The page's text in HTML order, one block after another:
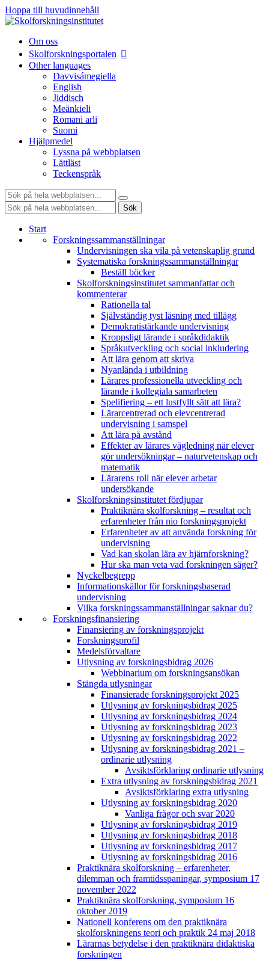
Hoppa till huvudinnehåll
Om oss
Skolforskningsportalen
Other languages
Davvisámegiella
English
Jiddisch
Meänkieli
Romani arli
Suomi
Hjälpmedel
Lyssna på webbplatsen
Lättläst
Teckenspråk
Sök:
Sök:
Sök
Start
Forskningssammanställningar
Undervisningen ska vila på vetenskaplig grund
Systematiska forskningssammanställningar
Beställ böcker
Skolforskningsinstitutet sammanfattar och
kommenterar
Rationella tal
Självständig tyst läsning med tillägg
Demokratistärkande undervisning
Kroppsligt lärande i språkdidaktik
Språkutveckling och social inkludering
Att lära genom att skriva
Nyanlända i utbildning
Lärares professionella utveckling och
lärande i kollegiala samarbeten
Spelifiering – ett lustfyllt sätt att lära?
Lärarcentrerad och elevcentrerad
undervisning i samspel
Att lära på avstånd
Effekter av lärares vägledning när elever
gör undersökningar – naturvetenskap och
matematik
Lärarens roll när elever arbetar
undersökande
Skolforskningsinstitutet fördjupar
Praktiknära skolforskning – resultat och
erfarenheter från nio forskningsprojekt
Erfarenheter av att använda forskning för
undervisning
Vad kan skolan lära av hjärnforskning?
Hur ska man veta vad forskningen säger?
Nyckelbegrepp
Informationskällor för forskningsbaserad
undervisning
Vilka forskningssammanställningar saknar du?
Forskningsfinansiering
Finansiering av forskningsprojekt
Forskningsprofil
Medelsförvaltare
Utlysning av forskningsbidrag 2026
Webbinarium om forskningsansökan
Stängda utlysningar
Finansierade forskningsprojekt 2025
Utlysning av forskningsbidrag 2025
Utlysning av forskningsbidrag 2024
Utlysning av forskningsbidrag 2023
Utlysning av forskningsbidrag 2022
Utlysning av forskningsbidrag 2021 –
ordinarie utlysning
Avsiktsförklaring ordinarie utlysning
Extra utlysning av forskningsbidrag 2021
Avsiktsförklaring extra utlysning
Utlysning av forskningsbidrag 2020
Vanliga frågor och svar 2020
Utlysning av forskningsbidrag 2019
Utlysning av forskningsbidrag 2018
Utlysning av forskningsbidrag 2017
Utlysning av forskningsbidrag 2016
Praktiknära skolforskning – erfarenheter,
dilemman och framtidsspaningar, symposium 17
november 2022
Praktiknära skolforskning, symposium 16
oktober 2019
Nationell konferens om den praktiknära
skolforskningens teori och praktik 24 maj 2018
Lärarnas betydelse i den praktiknära didaktiska
forskningen